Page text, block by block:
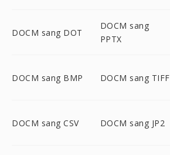
DOCM sang DOT
DOCM sang
PPTX
DOCM sang BMP DOCM sang TIFF
DOCM sang CSV DOCM sang JP2